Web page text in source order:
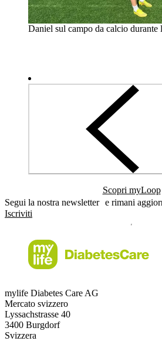
Daniel sul campo da calcio durante
Scopri myLoop
Segui la nostra newsletter e rimani
Iscriviti
mylife Diabetes Care AG
Mercato svizzero
Lyssachstrasse 40
3400 Burgdorf
Svizzera